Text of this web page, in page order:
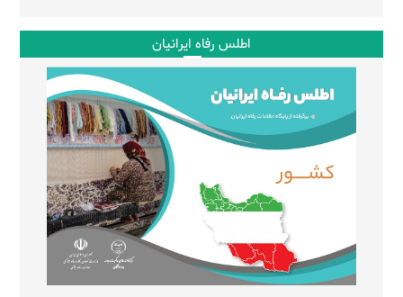
اطلس رفاه ایرانیان